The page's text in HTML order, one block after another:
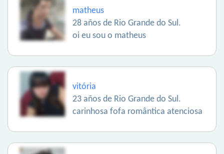
matheus
28 años de Rio Grande do Sul.
oi eu sou o matheus
vitória
23 años de Rio Grande do Sul.
carinhosa fofa romântica atenciosa